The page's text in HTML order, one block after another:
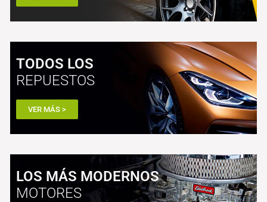
TODOS LOS
REPUESTOS
VER MÁS >
LOS MÁS MODERNOS
MOTORES